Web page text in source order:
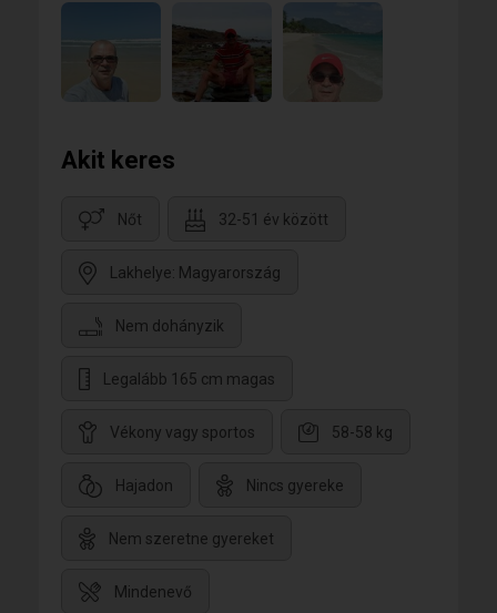
Akit keres
Nőt 32-51 év között
Lakhelye: Magyarország
Nem dohányzik
Legalább 165 cm magas
Vékony vagy sportos 58-58 kg
Hajadon Nincs gyereke
Nem szeretne gyereket
Mindenevő